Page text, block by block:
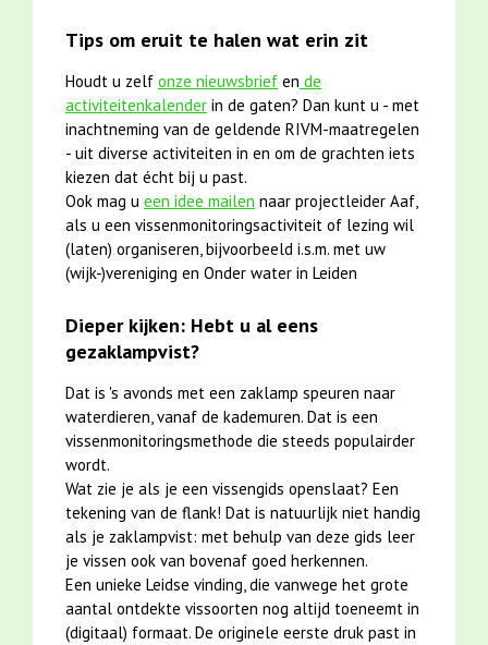
Tips om eruit te halen wat erin zit
Houdt u zelf onze nieuwsbrief en de
activiteitenkalender in de gaten? Dan kunt u - met
inachtneming van de geldende RIVM-maatregelen
- uit diverse activiteiten in en om de grachten iets
kiezen dat écht bij u past.
Ook mag u een idee mailen naar projectleider Aaf,
als u een vissenmonitoringsactiviteit of lezing wil
(laten) organiseren, bijvoorbeeld i.s.m. met uw
(wijk-)vereniging en Onder water in Leiden
Dieper kijken: Hebt u al eens
gezaklampvist?
Dat is 's avonds met een zaklamp speuren naar
waterdieren, vanaf de kademuren. Dat is een
vissenmonitoringsmethode die steeds populairder
wordt.
Wat zie je als je een vissengids openslaat? Een
tekening van de flank! Dat is natuurlijk niet handig
als je zaklampvist: met behulp van deze gids leer
je vissen ook van bovenaf goed herkennen.
Een unieke Leidse vinding, die vanwege het grote
aantal ontdekte vissoorten nog altijd toeneemt in
(digitaal) formaat. De originele eerste druk past in